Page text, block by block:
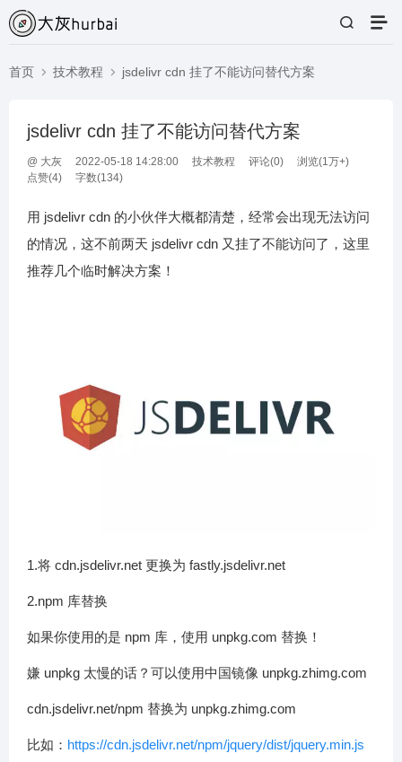
首页 技术教程 jsdelivr cdn 挂了不能访问替代方案
jsdelivr cdn 挂了不能访问替代方案
@ 大灰 2022-05-18 14:28:00 技术教程 评论(0)
浏览(1万+)
点赞(4) 字数(134)
用 jsdelivr cdn 的小伙伴大概都清楚，经常会出现无法访问
的情况，这不前两天 jsdelivr cdn 又挂了不能访问了，这里
推荐几个临时解决方案！
1.将 cdn.jsdelivr.net 更换为 fastly.jsdelivr.net
2.npm 库替换
如果你使用的是 npm 库，使用 unpkg.com 替换！
嫌 unpkg 太慢的话？可以使用中国镜像 unpkg.zhimg.com
cdn.jsdelivr.net/npm 替换为 unpkg.zhimg.com
比如： https://cdn.jsdelivr.net/npm/jquery/dist/jquery.min.js